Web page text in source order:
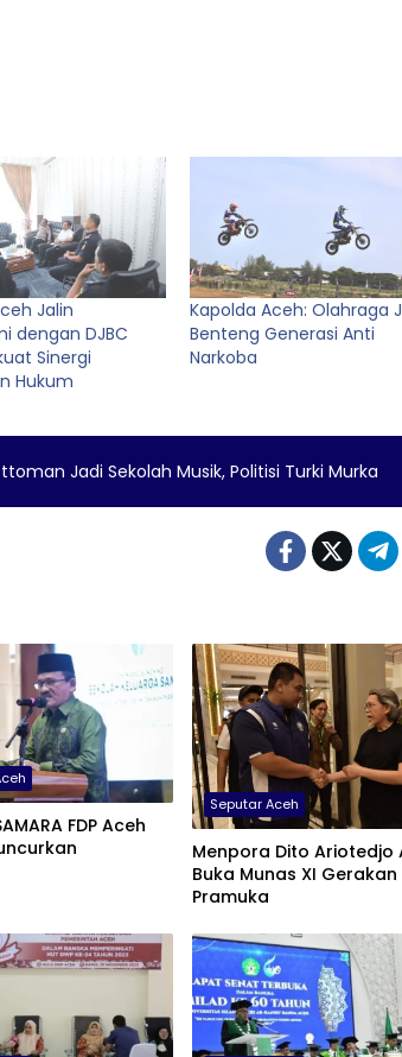
Jalin
dengan DJBC
Sinergi
Hukum
Kapolda Aceh: Olahraga
Benteng Generasi Anti
Narkoba
Jadi Sekolah Musik, Politisi Turki Murka
FDP Aceh
Seputar Aceh
Menpora Dito Ariotedjo
Buka Munas XI Gerakan
Pramuka